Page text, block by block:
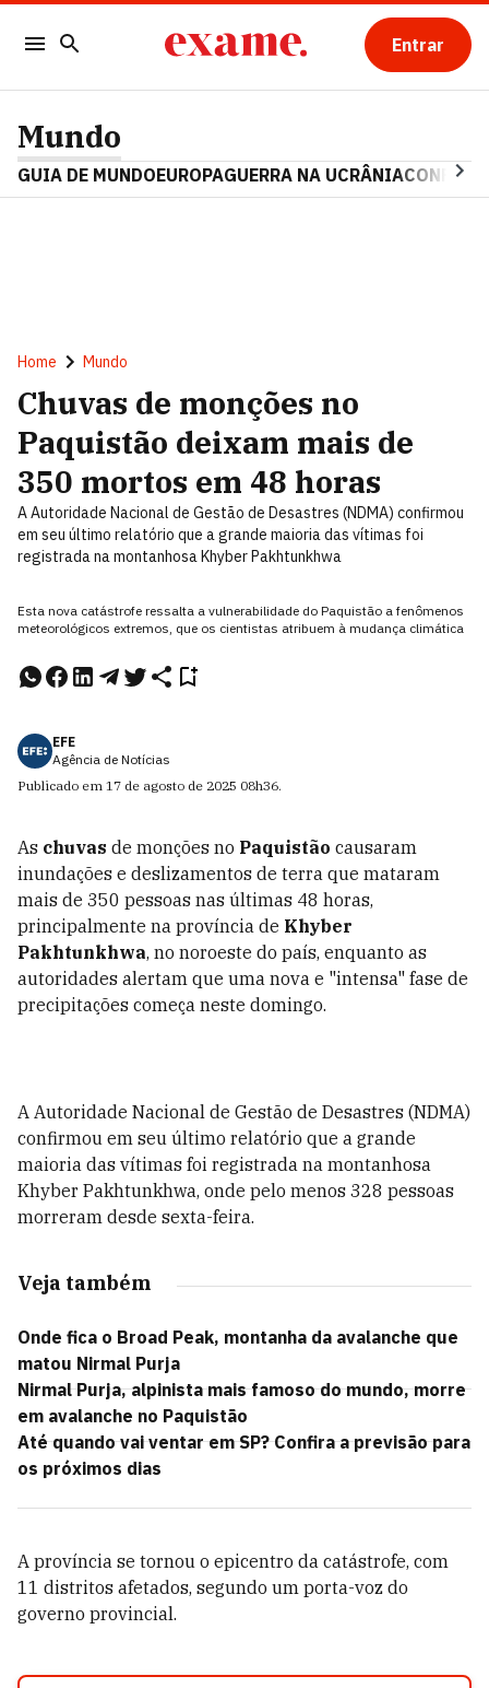
Entrar
Mundo
GUIA DE MUNDOEUROPAGUERRA NA UCRÂNIA
Home Mundo
Chuvas de monções no
Paquistão deixam mais de
350 mortos em 48 horas
A Autoridade Nacional de Gestão de Desastres (NDMA) confirmou
em seu último relatório que a grande maioria das vítimas foi
registrada na montanhosa Khyber Pakhtunkhwa
Esta nova catástrofe ressalta a vulnerabilidade do Paquistão a fenômenos
meteorológicos extremos, que os cientistas atribuem à mudança climática
EFE
Agência de Notícias
Publicado em 17 de agosto de 2025 08h36.
As chuvas de monções no Paquistão causaram
inundações e deslizamentos de terra que mataram
mais de 350 pessoas nas últimas 48 horas,
principalmente na província de Khyber
Pakhtunkhwa, no noroeste do país, enquanto as
autoridades alertam que uma nova e "intensa" fase de
precipitações começa neste domingo.
A Autoridade Nacional de Gestão de Desastres (NDMA)
confirmou em seu último relatório que a grande
maioria das vítimas foi registrada na montanhosa
Khyber Pakhtunkhwa, onde pelo menos 328 pessoas
morreram desde sexta-feira.
Veja também
Onde fica o Broad Peak, montanha da avalanche que
matou Nirmal Purja
Nirmal Purja, alpinista mais famoso do mundo, morre
em avalanche no Paquistão
Até quando vai ventar em SP? Confira a previsão para
os próximos dias
A província se tornou o epicentro da catástrofe, com
11 distritos afetados, segundo um porta-voz do
governo provincial.